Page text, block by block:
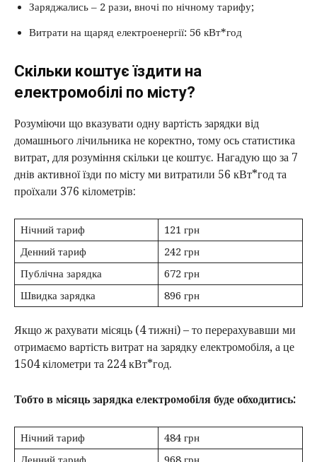
Заряджались – 2 рази, вночі по нічному тарифу;
Витрати на щаряд електроенергії: 56 кВт*год
Скільки коштує їздити на
електромобілі по місту?
Розуміючи що вказувати одну вартість зарядки від
домашнього лічильника не коректно, тому ось статистика
витрат, для розуміння скільки це коштує. Нагадую що за 7
днів активної їзди по місту ми витратили 56 кВт*год та
проїхали 376 кілометрів:
Нічний тариф
121 грн
Денний тариф
242 грн
Публічна зарядка
672 грн
Швидка зарядка
896 грн
Якщо ж рахувати місяць (4 тижні) – то перерахувавши ми
отримаємо вартість витрат на зарядку електромобіля, а це
1504 кілометри та 224 кВт*год.
Тобто в місяць зарядка електромобіля буде обходитись:
Нічний тариф
484 грн